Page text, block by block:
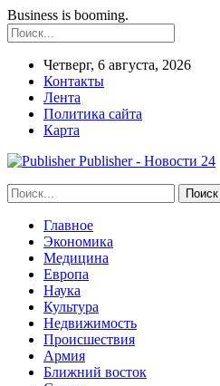
Business is booming.
Четверг, 6 августа, 2026
Контакты
Лента
Политика сайта
Карта
Publisher - Новости 24
Главное
Экономика
Медицина
Европа
Наука
Культура
Недвижимость
Происшествия
Армия
Ближний восток